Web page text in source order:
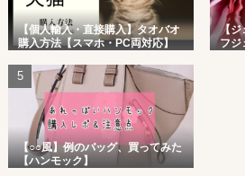
【個人輸入・直接購入】タオバオ
購入方法【スマホ・PC両対応】
【
フジ
【○○風】例のバッグ、買ってみた
【ハンモック】